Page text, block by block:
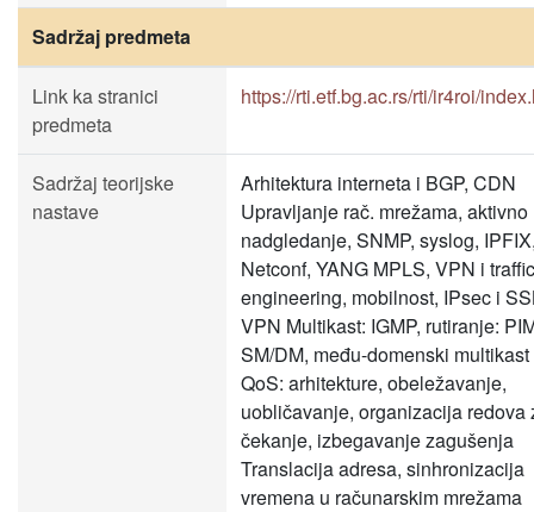
Sadržaj predmeta
Link ka stranici
predmeta
https://rti.etf.bg.ac.rs/rti/ir4roi/
Sadržaj teorijske
nastave
Arhitektura interneta i BGP, CDN
Upravljanje rač. mrežama, aktivno
nadgledanje, SNMP, syslog,
Netconf, YANG MPLS, VPN i traffic
engineering, mobilnost, IPsec i
VPN Multikast: IGMP, rutiranje:
SM/DM, među-domenski multikast
QoS: arhitekture, obeležavanje,
uobličavanje, organizacija redova
čekanje, izbegavanje zagušenja
Translacija adresa, sinhronizacija
vremena u računarskim mrežama